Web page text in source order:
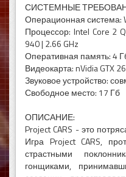
СИСТЕМНЫЕ
Операционная система:
Процессор: Intel Core 2
940 | 2.66 GHz
Оперативная память: 4
Видеокарта: nVidia GTX
Звуковое устройство:
Свободное место: 17 Гб
ОПИСАНИЕ:
Project CARS - это
Игра Project CARS,
страстными
гонщиками,